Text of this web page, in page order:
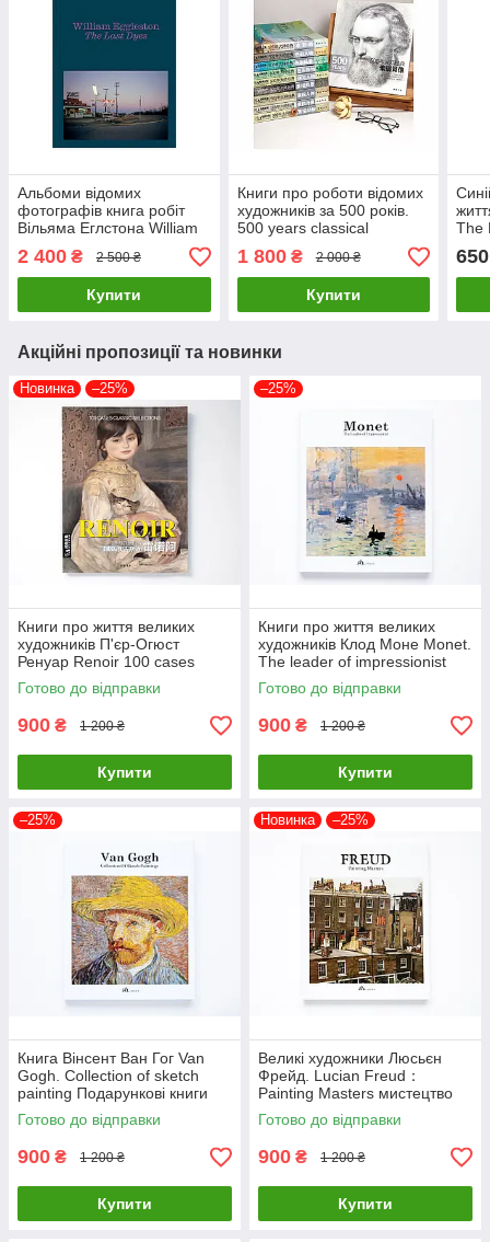
Альбоми відомих
фотографів книга робіт
Вільяма Еглстона William
Eggleston: The Last Dyes
книги про фотографію
2 400 ₴ 2 500 ₴
Купити
Книги про роботи відомих
художників за 500 років.
500 years classical
masterpiece Подарункові
книги про мистецтво
1 800₴ 2 000 ₴
Купити
The
650
Акційні пропозиції та новинки
Новинка –25%
Книги про життя великих
художників П'єр-Огюст
Ренуар Renoir 100 cases
classic selections Подарункові
книги про мистецтво
Готово до відправки
900 ₴ 1 200 ₴
Купити
–25%
Книги про життя великих
художників Клод Моне Monet.
The leader of impressionist
Подарункові книги про
мистецтво
Готово до відправки
900 ₴ 1 200 ₴
Купити
–25%
Книга Вінсент Ван Гог Van
Gogh. Collection of sketch
painting Подарункові книги
про мистецтво та живопис
Готово до відправки
900 ₴ 1 200 ₴
Купити
Новинка –25%
Великі художники Люсьєн
Фрейд. Lucian Freud：
Painting Masters мистецтво
живопис книги для
художників
Готово до відправки
900 ₴ 1 200 ₴
Купити